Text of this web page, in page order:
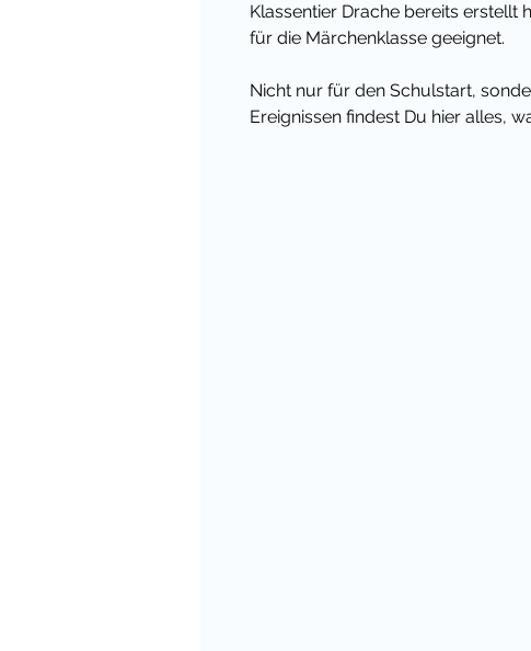
Klassentier Drache bereits erstellt
für die Märchenklasse geeignet.
Nicht nur für den Schulstart,
Ereignissen findest Du hier alles,